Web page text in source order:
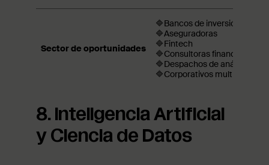
Sector de oportunidades
🔷Bancos de inversión
🔷Aseguradoras
🔷Fintech
🔷Consultoras financieras
🔷Despachos de análisis
🔷Corporativos
8. Inteligencia Artificial
y Ciencia de Datos